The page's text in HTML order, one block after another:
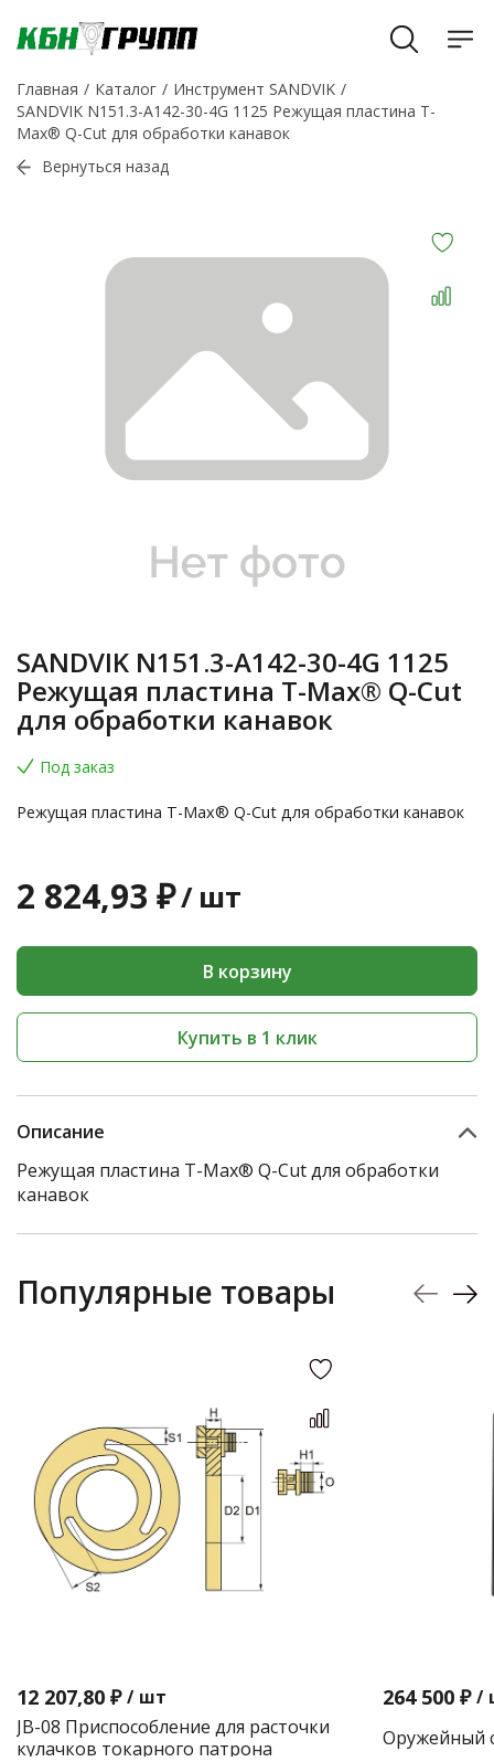
Главная Каталог
Инструмент SANDVIK
SANDVIK N151.3-A142-30-4G 1125 Режущая пластина T-
Max® Q-Cut для обработки канавок
Вернуться назад
SANDVIK N151.3-A142-30-4G 1125
Режущая пластина T-Max® Q-Cut
для обработки канавок
Под заказ
Режущая пластина T-Max® Q-Cut для обработки канавок
2 824,93 ₽/ шт
В корзину
Купить в 1 клик
Описание
Режущая пластина T-Max® Q-Cut для обработки
канавок
Популярные товары
12 207,80 ₽ / шт
JB-08 Приспособление для расточки
кулачков токарного патрона
264 500 ₽ /
Оружейный